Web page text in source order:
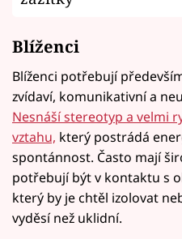
Blíženci
Blíženci potřebují
zvídaví, komunikativní a
Nesnáší stereotyp a velmi
vztahu, který postrádá
spontánnost. Často mají
potřebují být v kontaktu s
který by je chtěl izolovat
vyděsí než uklidní.